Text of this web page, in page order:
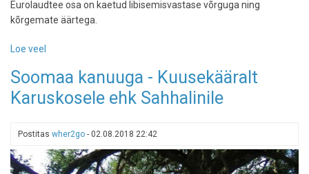
Eurolaudtee osa on kaetud libisemisvastase võrguga ning
kõrgemate äärtega.
Loe veel
rabarada
Soomaa kanuuga - Kuusekääralt
Karuskosele ehk Sahhalinile
Postitas wher2go - 02.08.2018 22:42